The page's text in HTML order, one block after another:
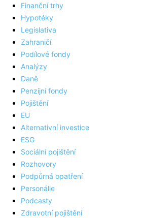
Finanční trhy
Hypotéky
Legislativa
Zahraničí
Podílové fondy
Analýzy
Daně
Penzijní fondy
Pojištění
EU
Alternativní investice
ESG
Sociální pojištění
Rozhovory
Podpůrná opatření
Personálie
Podcasty
Zdravotní pojištění